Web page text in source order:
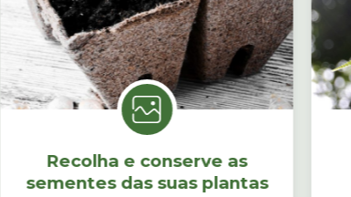
Recolha e conserve as
sementes das suas plantas